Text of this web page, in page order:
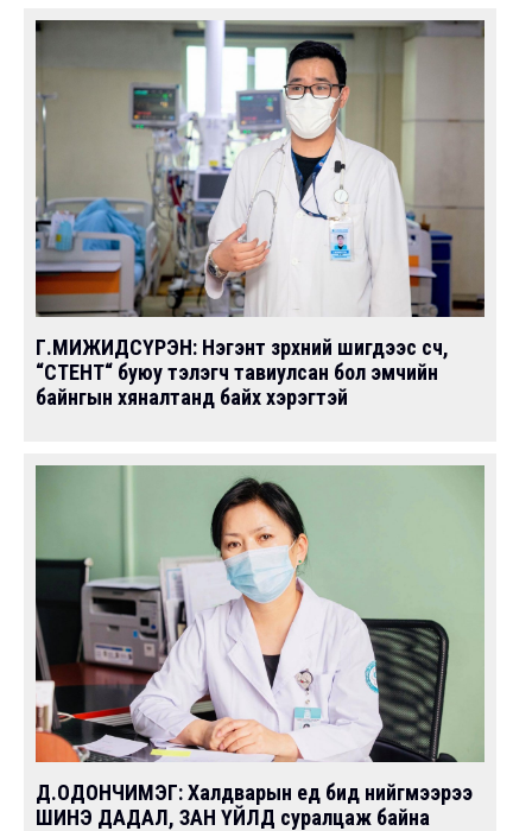
Г.МИЖИДСҮРЭН: Нэгэнт зүрхний шигдээс үүсч,
“СТЕНТ“ буюу тэлэгч тавиулсан бол эмчийн
байнгын хяналтанд байх хэрэгтэй
Д.ОДОНЧИМЭГ: Халдварын үед бид нийгмээрээ
ШИНЭ ДАДАЛ, ЗАН ҮЙЛД суралцаж байна